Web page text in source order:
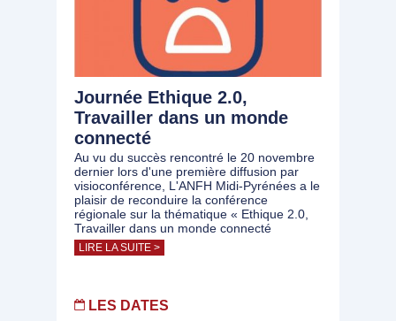
Journée Ethique 2.0,
Travailler dans un monde
connecté
Au vu du succès rencontré le 20 novembre
dernier lors d'une première diffusion par
visioconférence, L'ANFH Midi-Pyrénées a le
plaisir de reconduire la conférence
régionale sur la thématique « Ethique 2.0,
Travailler dans un monde connecté
LIRE LA SUITE >
LES DATES